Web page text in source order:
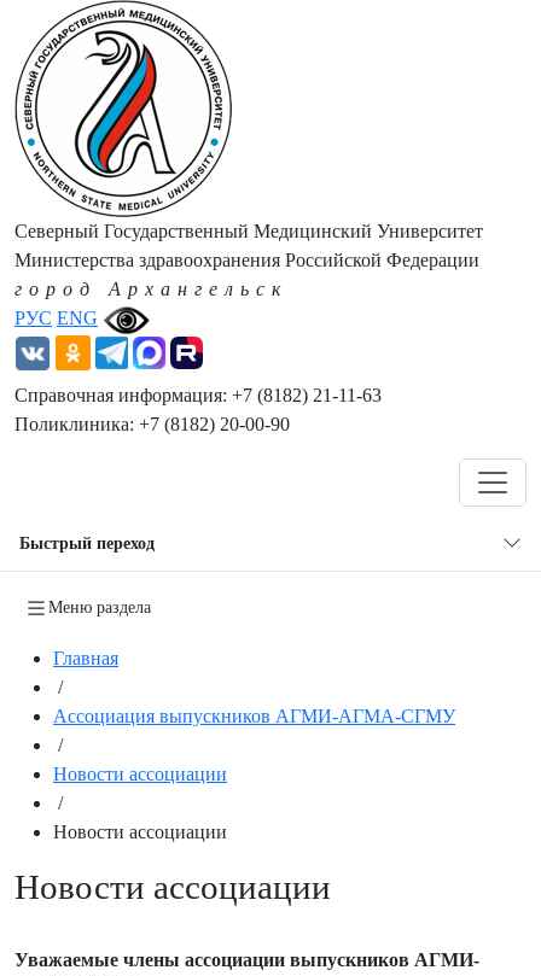
РУС ENG
Северный Государственный Медицинский Университет
Министерства здравоохранения Российской Федерации
город Архангельск
Справочная информация: +7 (8182) 21-11-63
Поликлиника: +7 (8182) 20-00-90
Быстрый переход
Меню раздела
Главная
/
Ассоциация выпускников АГМИ-АГМА-СГМУ
/
Новости ассоциации
/
Новости ассоциации
Новости ассоциации
Уважаемые члены ассоциации выпускников АГМИ-